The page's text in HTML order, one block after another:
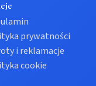
prywatności
i reklamacje
cookie